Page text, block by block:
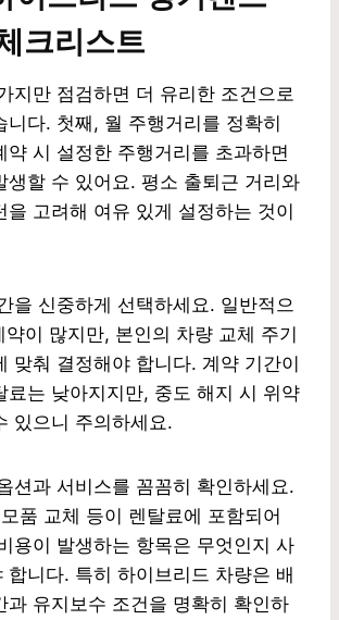
크리스트
지만 점검하면 더 유리한 조건으로
니다. 첫째, 월 주행거리를 정확히
약 시 설정한 주행거리를 초과하면
생할 수 있어요. 평소 출퇴근 거리와
을 고려해 여유 있게 설정하는 것이
을 신중하게 선택하세요. 일반적으
이 많지만, 본인의 차량 교체 주기
맞춰 결정해야 합니다. 계약 기간이
료는 낮아지지만, 중도 해지 시 위약
있으니 주의하세요.
션과 서비스를 꼼꼼히 확인하세요.
품 교체 등이 렌탈료에 포함되어
용이 발생하는 항목은 무엇인지 사
합니다. 특히 하이브리드 차량은 배
과 유지보수 조건을 명확히 확인하